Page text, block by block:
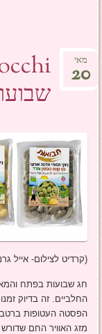
מאי
20
(קרדיט לצילום- אייל
חג שבועות בפתח
החלביים. זה בדיוק
הפסטה העטופות
מזג האוויר החם שדורש